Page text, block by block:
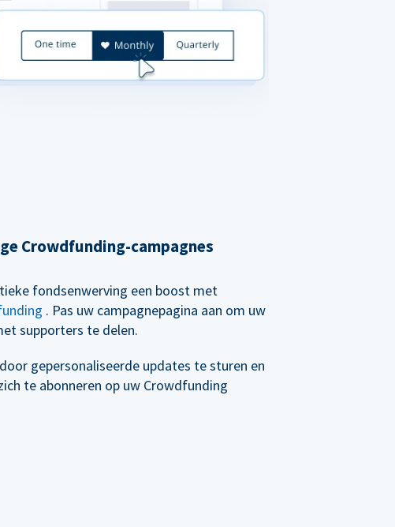
Crowdfunding-campagnes
fondsenwerving een boost met
. Pas uw campagnepagina aan om uw
supporters te delen.
gepersonaliseerde updates te sturen en
te abonneren op uw Crowdfunding